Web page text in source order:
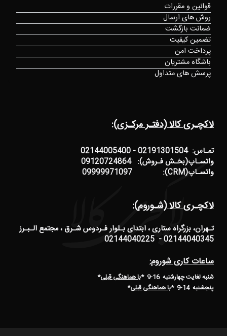
لاکچـری کالا (دفتـر مرکـزی):
تمـاس: 02191301504 - 02144005400
واتسـاپ(بخـش فـروش): 09120724864
واتسـاپ(CRM): 09999971097
لاکچـری کالا (شـوروم):
تـهران، بزرگراه ستاری ، ابتدای بـلوار فـردوس شـرق ، مجتمع الـبـرز
02144040345 - 02144040225
ساعات کاری شوروم:
شنبه لغایت چهارشنبه 16-9 * با هماهنگی قبلی*
پنجشنبه 14-9
*با هماهنگی قبلی*
قوانین و مقررات
روش های ارسال
ضمانت بازگشت
تضمین کیفیت
پرداخت امن
باشگاه مشتریان
پرسش های متداول